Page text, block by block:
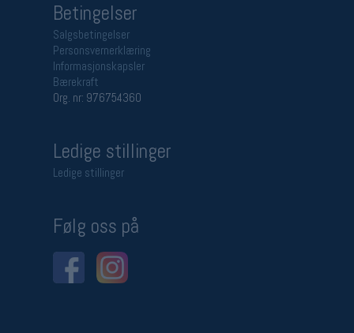
Betingelser
Salgsbetingelser
Personsvernerklæring
Informasjonskapsler
Bærekraft
Org. nr: 976754360
Ledige stillinger
Ledige stillinger
Følg oss på